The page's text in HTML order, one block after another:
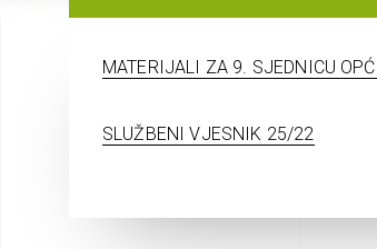
MATERIJALI ZA 9. SJEDNICU
SLUŽBENI VJESNIK 25/22